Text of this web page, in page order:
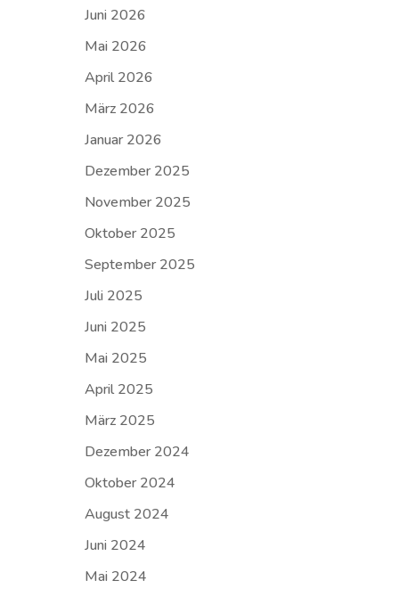
Juni 2026
Mai 2026
April 2026
März 2026
Januar 2026
Dezember 2025
November 2025
Oktober 2025
September 2025
Juli 2025
Juni 2025
Mai 2025
April 2025
März 2025
Dezember 2024
Oktober 2024
August 2024
Juni 2024
Mai 2024